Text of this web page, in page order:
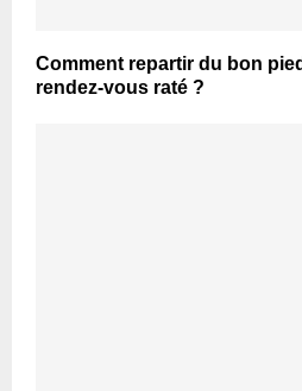
Comment repartir du bon
rendez-vous raté ?